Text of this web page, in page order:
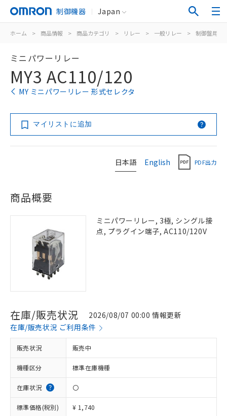
制御機器 Japan
ホーム > 商品情報 > 商品カテゴリ > リレー > 一般リレー > 制御盤用
ミニパワーリレー
MY3 AC110/120
MY ミニパワーリレー 形式セレクタ
マイリストに追加
日本語 English PDF出力
商品概要
ミニパワーリレー, 3極, シングル接
点, プラグイン端子, AC110/120V
在庫/販売状況
2026/08/07 00:00 情報更新
在庫/販売状況 ご利用条件
販売状況 販売中
機種区分 標準在庫機種
在庫状況 〇
標準価格(税別) ¥ 1,740